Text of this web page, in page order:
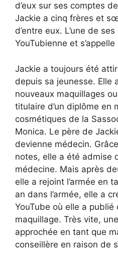
d’eux sur ses comptes
Jackie a cinq frères et
d’entre eux. L’une de
YouTubienne et
Jackie a toujours été
depuis sa jeunesse. Elle
nouveaux maquillages
titulaire d’un diplôme en
cosmétiques de la
Monica. Le père de
devienne médecin.
notes, elle a été admise
médecine. Mais après
elle a rejoint l’armée en
an dans l’armée, elle a
YouTube où elle a publié
maquillage. Très vite,
approchée en tant que
conseillère en raison de